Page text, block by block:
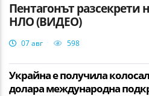
Пентагонът разсекрети
НЛО (ВИДЕО)
07 авг 598
Украйна е получила
долара международна